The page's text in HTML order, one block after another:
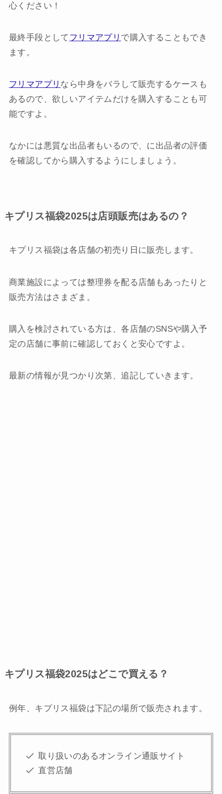
心ください！
最終手段として フリマアプリ で購入することもでき
ます。
フリマアプリ なら中身をバラして販売するケースも
あるので、欲しいアイテムだけを購入することも可
能ですよ。
なかには悪質な出品者もいるので、に出品者の評価
を確認してから購入するようにしましょう。
キプリス福袋2025は店頭販売はあるの？
キプリス福袋は各店舗の初売り日に販売します。
商業施設によっては整理券を配る店舗もあったりと
販売方法はさまざま。
購入を検討されている方は、各店舗のSNSや購入予
定の店舗に事前に確認しておくと安心ですよ。
最新の情報が見つかり次第、追記していきます。
キプリス福袋2025はどこで買える？
例年、キプリス福袋は下記の場所で販売されます。
取り扱いのあるオンライン通販サイト
直営店舗